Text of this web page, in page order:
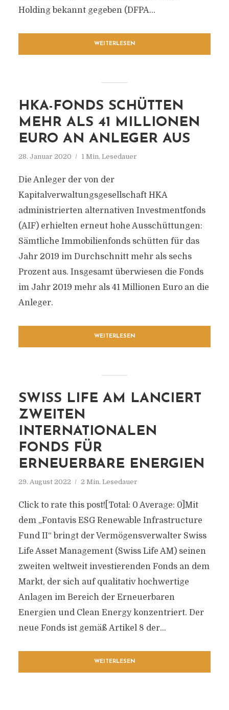
Holding bekannt gegeben (DFPA...
WEITERLESEN
HKA-FONDS SCHÜTTEN
MEHR ALS 41 MILLIONEN
EURO AN ANLEGER AUS
28. Januar 2020 1 Min. Lesedauer
Die Anleger der von der
Kapitalverwaltungsgesellschaft HKA
administrierten alternativen Investmentfonds
(AIF) erhielten erneut hohe Ausschüttungen:
Sämtliche Immobilienfonds schütten für das
Jahr 2019 im Durchschnitt mehr als sechs
Prozent aus. Insgesamt überwiesen die Fonds
im Jahr 2019 mehr als 41 Millionen Euro an die
Anleger.
WEITERLESEN
SWISS LIFE AM LANCIERT
ZWEITEN
INTERNATIONALEN
FONDS FÜR
ERNEUERBARE ENERGIEN
29. August 2022 2 Min. Lesedauer
Click to rate this post![Total: 0 Average: 0]Mit
dem „Fontavis ESG Renewable Infrastructure
Fund II“ bringt der Vermögensverwalter Swiss
Life Asset Management (Swiss Life AM) seinen
zweiten weltweit investierenden Fonds an dem
Markt, der sich auf qualitativ hochwertige
Anlagen im Bereich der Erneuerbaren
Energien und Clean Energy konzentriert. Der
neue Fonds ist gemäß Artikel 8 der...
WEITERLESEN